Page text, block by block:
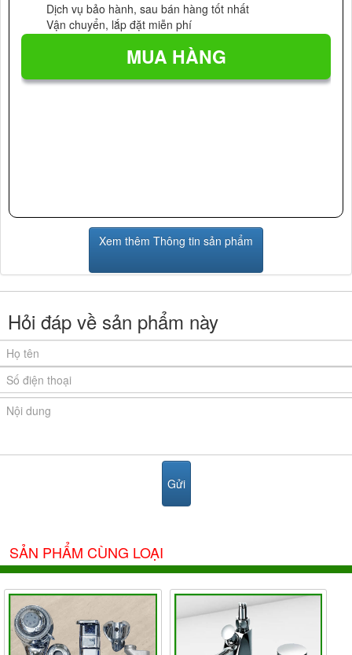
Dịch vụ bảo hành, sau bán hàng tốt nhất
Vận chuyển, lắp đặt miễn phí
Xem thêm Thông tin sản phẩm
Hỏi đáp về sản phẩm này
SẢN PHẨM CÙNG LOẠI